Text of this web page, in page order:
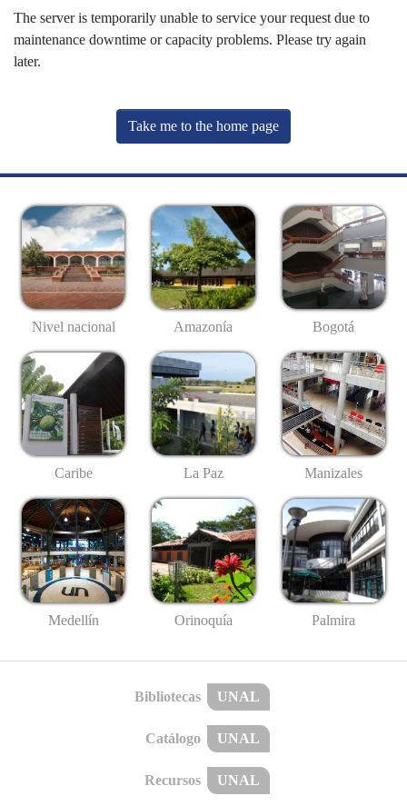
The server is temporarily unable to service your request due to
maintenance downtime or capacity problems. Please try again
later.
Take me to the home page
Nivel nacional Amazonía Bogotá
Caribe La Paz Manizales
Medellín Orinoquía Palmira
Bibliotecas UNAL
Catálogo UNAL
Recursos UNAL